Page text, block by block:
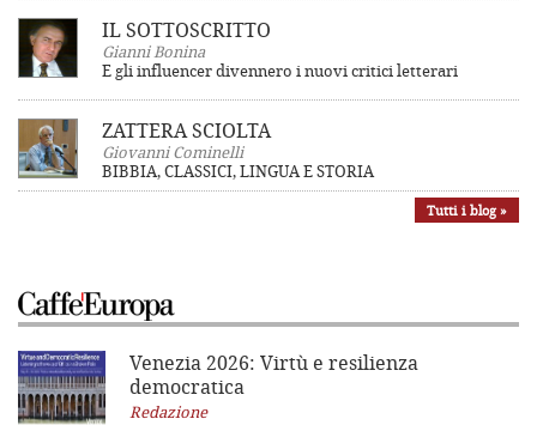
IL SOTTOSCRITTO
Gianni Bonina
E gli influencer divennero i nuovi critici letterari
ZATTERA SCIOLTA
Giovanni Cominelli
BIBBIA, CLASSICI, LINGUA E STORIA
Tutti i blog »
Venezia 2026: Virtù e resilienza
democratica
Redazione